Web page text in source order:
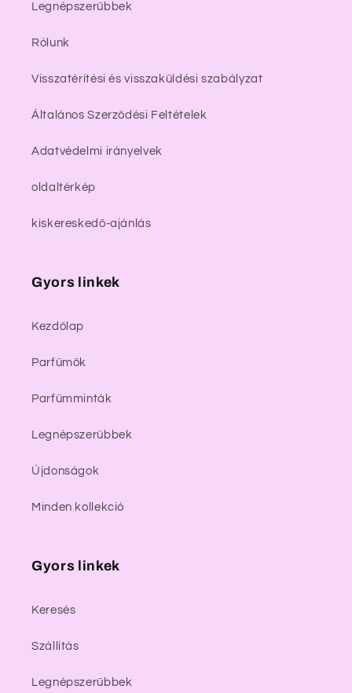
Legnépszerűbbek
Rólunk
Visszatérítési és visszaküldési szabályzat
Általános Szerződési Feltételek
Adatvédelmi irányelvek
oldaltérkép
kiskereskedő-ajánlás
Gyors linkek
Kezdőlap
Parfümök
Parfümminták
Legnépszerűbbek
Újdonságok
Minden kollekció
Gyors linkek
Keresés
Szállítás
Legnépszerűbbek